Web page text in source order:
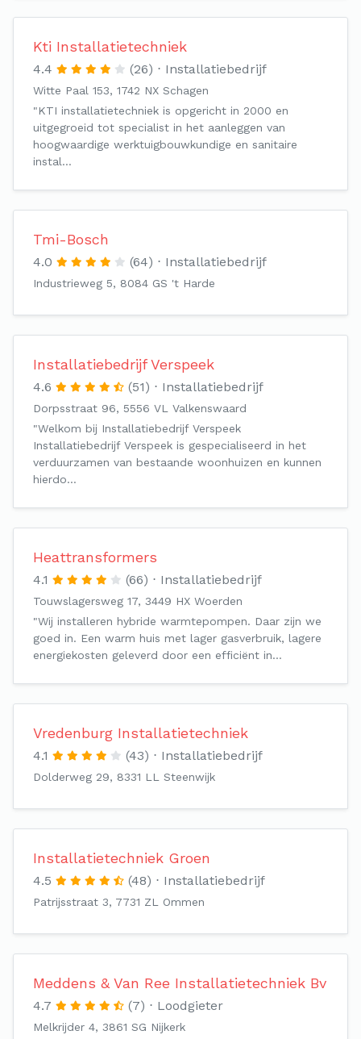
Kti Installatietechniek
4.4 (26) Installatiebedrijf
Witte Paal 153, 1742 NX Schagen
"KTI installatietechniek is opgericht in 2000 en
uitgegroeid tot specialist in het aanleggen van
hoogwaardige werktuigbouwkundige en sanitaire
instal…
Tmi-Bosch
4.0 (64) Installatiebedrijf
Industrieweg 5, 8084 GS 't Harde
Installatiebedrijf Verspeek
4.6 (51) Installatiebedrijf
Dorpsstraat 96, 5556 VL Valkenswaard
"Welkom bij Installatiebedrijf Verspeek
Installatiebedrijf Verspeek is gespecialiseerd in het
verduurzamen van bestaande woonhuizen en kunnen
hierdo…
Heattransformers
4.1 (66) Installatiebedrijf
Touwslagersweg 17, 3449 HX Woerden
"Wij installeren hybride warmtepompen. Daar zijn we
goed in. Een warm huis met lager gasverbruik, lagere
energiekosten geleverd door een efficiënt in…
Vredenburg Installatietechniek
4.1 (43) Installatiebedrijf
Dolderweg 29, 8331 LL Steenwijk
Installatietechniek Groen
4.5 (48) Installatiebedrijf
Patrijsstraat 3, 7731 ZL Ommen
Meddens & Van Ree Installatietechniek Bv
4.7 (7) Loodgieter
Melkrijder 4, 3861 SG Nijkerk